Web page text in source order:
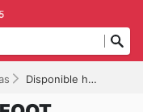
Disponible hasta el 07/06/2025